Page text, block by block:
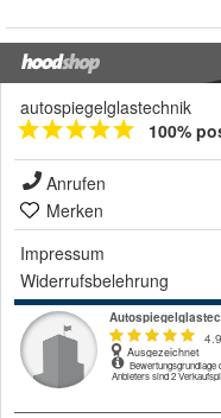
autospiegelglastechnik
100%
Anrufen
Merken
Impressum
Widerrufsbelehrung